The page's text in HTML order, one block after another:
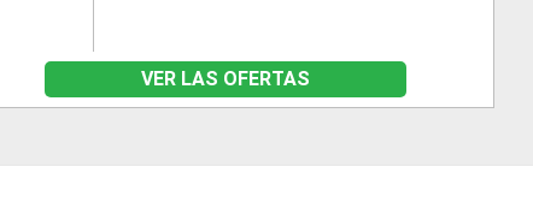
VER LAS OFERTAS